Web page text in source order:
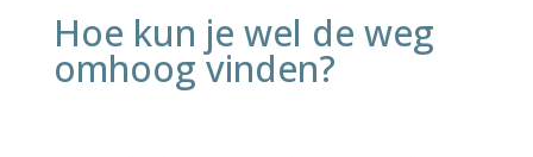
Hoe kun je wel de weg
omhoog vinden?